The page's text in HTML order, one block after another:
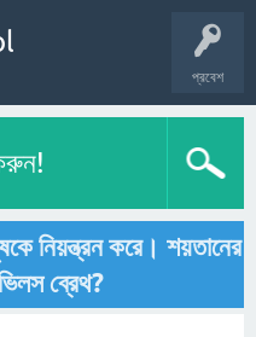
প্রবেশ
নিয়ন্ত্রন করে। শয়তানের
ব্রেথ?